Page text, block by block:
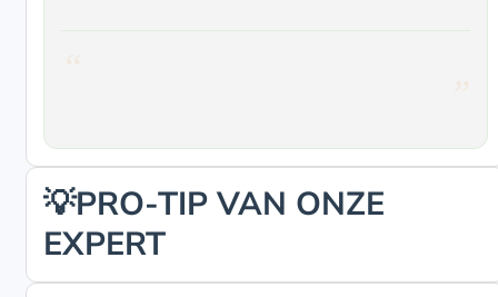
💡PRO-TIP VAN ONZE
EXPERT